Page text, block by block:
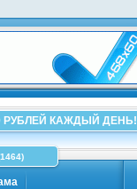
РУБЛЕЙ КАЖДЫЙ ДЕНЬ!